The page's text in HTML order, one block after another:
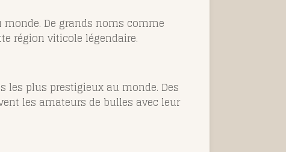
De grands noms comme
région viticole légendaire.
les plus prestigieux au monde. Des
les amateurs de bulles avec leur